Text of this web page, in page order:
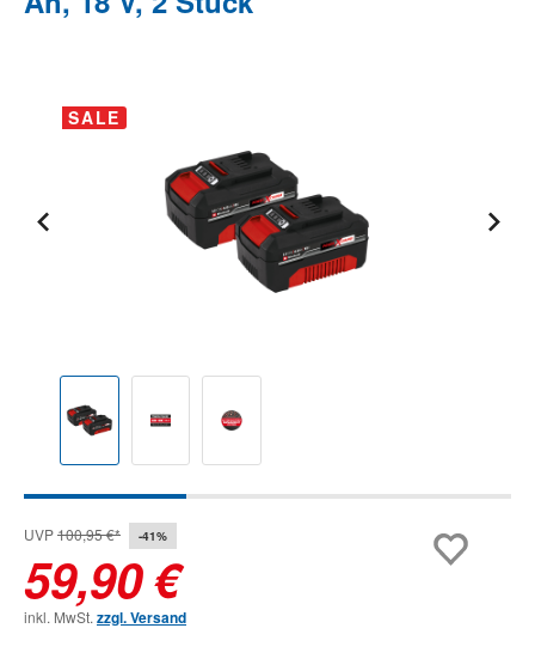
Bildergalerie überspringen
SALE
UVP100,95 €* -41%
59,90 €
inkl. MwSt. zzgl. Versand